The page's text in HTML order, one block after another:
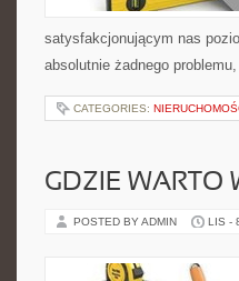
satysfakcjonującym nas
absolutnie żadnego
CATEGORIES:
GDZIE WARTO
POSTED BY ADMIN LIS -